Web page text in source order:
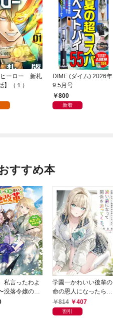
ーロー 新札
】（１）
DIME (ダイム) 2026年
9.5月号
800
新着
すすめ本
私言ったわよ
落令嬢の案
領地改革〜
学園一かわいい後輩の
命の恩人になったら、
通い妻になって関係を
迫ってくる。
814 407
割引